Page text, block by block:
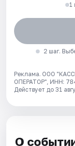
1
2 шаг.
Реклама. ООО
ОПЕРАТОР", ИНН:
Действует до 31
О